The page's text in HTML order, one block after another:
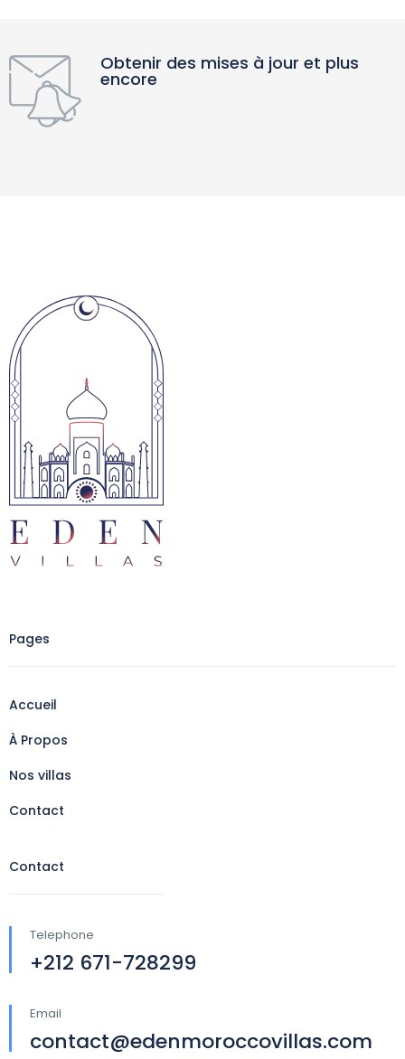
Obtenir des mises à jour et plus
encore
Pages
Accueil
À Propos
Nos villas
Contact
Contact
Telephone
+212 671-728299
Email
contact@edenmoroccovillas.com